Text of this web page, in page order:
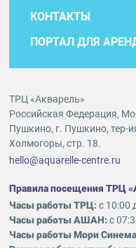
КОНТАКТЫ
ПОРТАЛ ДЛЯ
ТРЦ «Акварель»
Российская Федерация,
Пушкино, г. Пушкино, тер-
Холмогоры, стр. 18.
hello@aquarelle-centre.ru
Правила посещения ТРЦ
Часы работы ТРЦ:с 10:00
Часы работы АШАН:с
Часы работы Мори